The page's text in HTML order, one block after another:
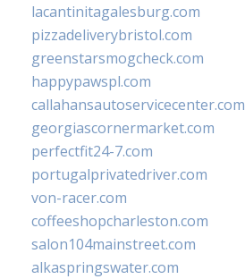
lacantinitagalesburg.com
pizzadeliverybristol.com
greenstarsmogcheck.com
happypawspl.com
callahansautoservicecenter.com
georgiascornermarket.com
perfectfit24-7.com
portugalprivatedriver.com
von-racer.com
coffeeshopcharleston.com
salon104mainstreet.com
alkaspringswater.com